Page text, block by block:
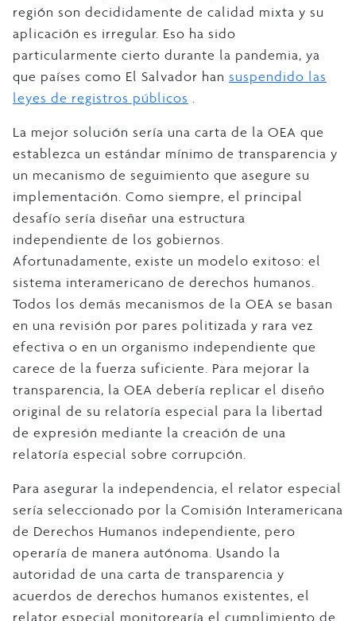
región son decididamente de calidad mixta y su
aplicación es irregular. Eso ha sido
particularmente cierto durante la pandemia, ya
que países como El Salvador han suspendido las
leyes de registros públicos .
La mejor solución sería una carta de la OEA que
establezca un estándar mínimo de transparencia y
un mecanismo de seguimiento que asegure su
implementación. Como siempre, el principal
desafío sería diseñar una estructura
independiente de los gobiernos.
Afortunadamente, existe un modelo exitoso: el
sistema interamericano de derechos humanos.
Todos los demás mecanismos de la OEA se basan
en una revisión por pares politizada y rara vez
efectiva o en un organismo independiente que
carece de la fuerza suficiente. Para mejorar la
transparencia, la OEA debería replicar el diseño
original de su relatoría especial para la libertad
de expresión mediante la creación de una
relatoría especial sobre corrupción.
Para asegurar la independencia, el relator especial
sería seleccionado por la Comisión Interamericana
de Derechos Humanos independiente, pero
operaría de manera autónoma. Usando la
autoridad de una carta de transparencia y
acuerdos de derechos humanos existentes, el
relator especial monitorearía el cumplimiento de